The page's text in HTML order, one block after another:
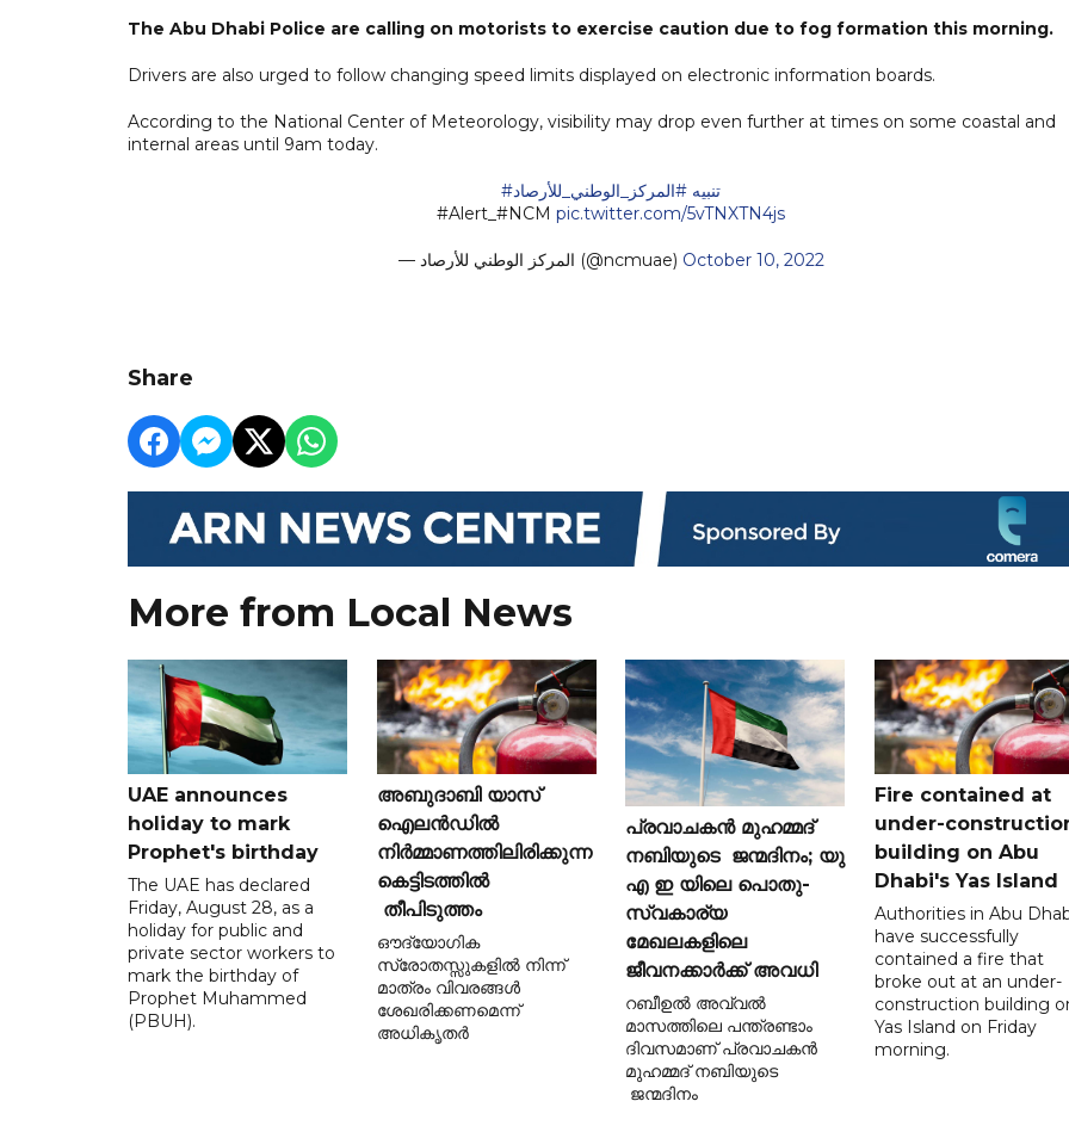
The Abu Dhabi Police are calling on motorists to exercise caution due to fog formation this morning.
Drivers are also urged to follow changing speed limits displayed on electronic information boards.
According to the National Center of Meteorology, visibility may drop even further at times on some coastal and
internal areas until 9am today.
#تنبيه #المركز_الوطني_للأرصاد
#Alert_#NCM pic.twitter.com/5vTNXTN4js
— المركز الوطني للأرصاد (@ncmuae) October 10, 2022
Share
More from Local News
UAE announces
holiday to mark
Prophet's birthday
The UAE has declared
Friday, August 28, as a
holiday for public and
private sector workers to
mark the birthday of
Prophet Muhammed
(PBUH).
അബുദാബി യാസ്
ഐലൻഡിൽ
നിർമ്മാണത്തിലിരിക്കുന്ന
കെട്ടിടത്തിൽ
തീപിടുത്തം
ഔദ്യോഗിക
സ്രോതസ്സുകളിൽ നിന്ന്
മാത്രം വിവരങ്ങൾ
ശേഖരിക്കണമെന്ന്
അധികൃതർ
പ്രവാചകൻ മുഹമ്മദ്
നബിയുടെ ജന്മദിനം; യു
എ ഇ യിലെ പൊതു-
സ്വകാര്യ
മേഖലകളിലെ
ജീവനക്കാർക്ക് അവധി
റബീഉൽ അവ്വൽ
മാസത്തിലെ പന്ത്രണ്ടാം
ദിവസമാണ് പ്രവാചകൻ
മുഹമ്മദ് നബിയുടെ
ജന്മദിനം
Fire contained at
under-
building on Abu
Dhabi's Yas Island
Authorities in Abu
have successfully
contained a fire that
broke out at an under-
construction building
Yas Island on Friday
morning.